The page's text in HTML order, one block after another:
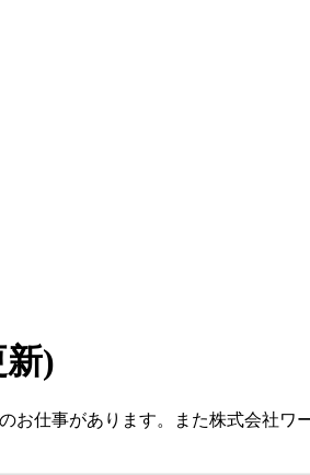
新)
お仕事があります。また株式会社ワ